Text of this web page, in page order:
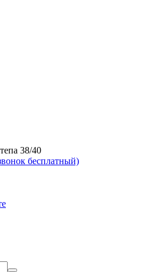
38/40
бесплатный)